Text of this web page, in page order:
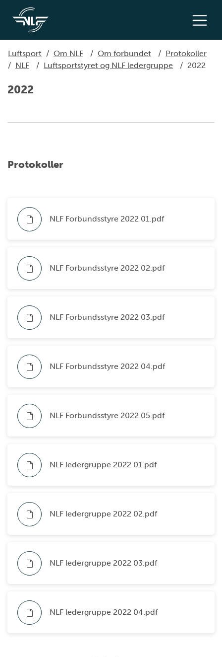
Luftsport / Om NLF / Om forbundet / Protokoller
/ NLF / Luftsportstyret og NLF ledergruppe / 2022
2022
Protokoller
NLF Forbundsstyre 2022 01.pdf
NLF Forbundsstyre 2022 02.pdf
NLF Forbundsstyre 2022 03.pdf
NLF Forbundsstyre 2022 04.pdf
NLF Forbundsstyre 2022 05.pdf
NLF ledergruppe 2022 01.pdf
NLF ledergruppe 2022 02.pdf
NLF ledergruppe 2022 03.pdf
NLF ledergruppe 2022 04.pdf